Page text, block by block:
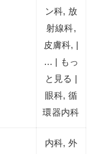
ン科, 放
射線科,
皮膚科, |
… | もっ
と見る |
眼科, 循
環器内科
内科, 外